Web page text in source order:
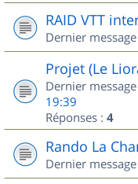
RAID VTT
Dernier
Projet (Le
Dernier
19:39
Réponses : 4
Rando La
Dernier